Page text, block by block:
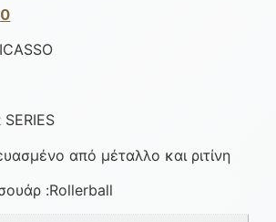
από μέταλλο και ριτίνη
:Rollerball